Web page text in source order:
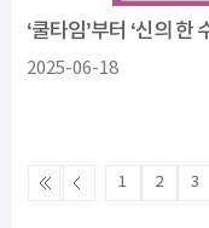
‘쿨타임’부터 ‘신의 한
2025-06-18
1 2 3